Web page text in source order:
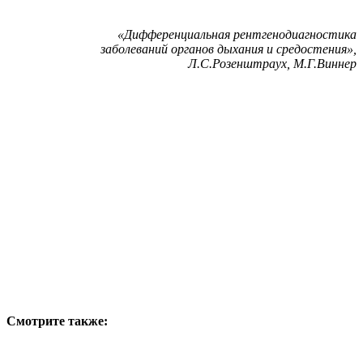
«Дифференциальная рентгенодиагностика
заболеваний органов дыхания и средостения»,
Л.С.Розенштраух, М.Г.Виннер
Смотрите также: